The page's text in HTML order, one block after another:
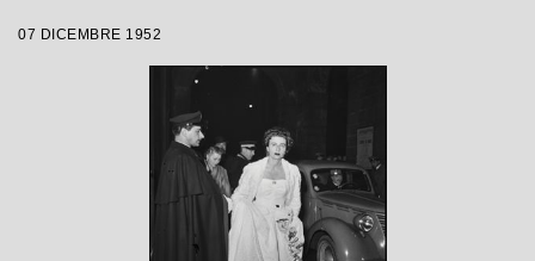
Victor de Sabata, con la regia di Carl
07 DICEMBRE 1952